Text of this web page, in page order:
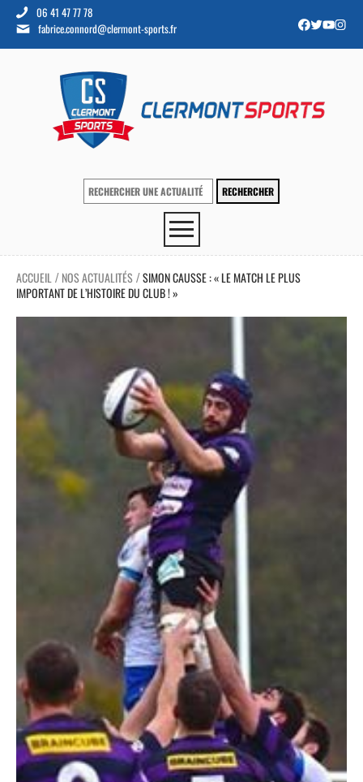
06 41 47 77 78
fabrice.connord@clermont-sports.fr
ACCUEIL / NOS ACTUALITÉS /SIMON CAUSSE : « LE MATCH LE PLUS
IMPORTANT DE L’HISTOIRE DU CLUB ! »